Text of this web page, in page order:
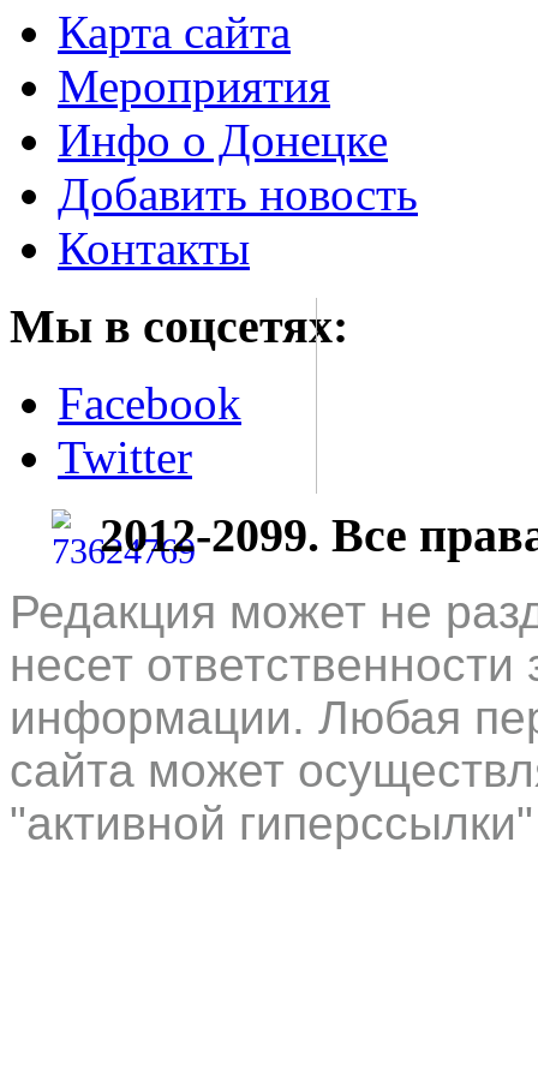
Карта сайта
Мероприятия
Инфо о Донецке
Добавить новость
Контакты
Мы в соцсетях:
Facebook
Twitter
2012-2099. Все
Редакция может не
несет
информации. Любая
сайта может
"активной